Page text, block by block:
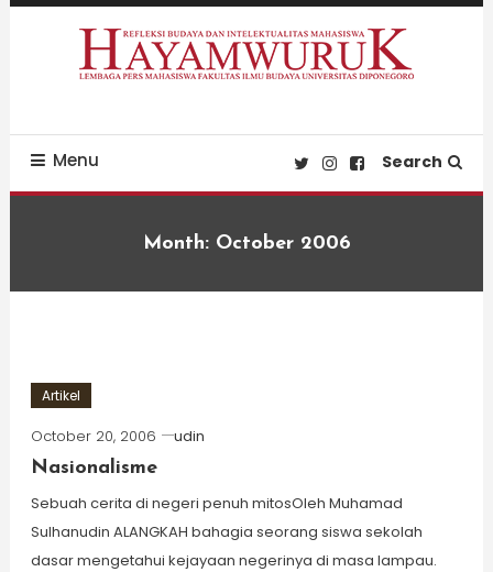
Skip
Menu Search
Month: October 2006
Artikel
October 20, 2006
udin
Nasionalisme
Sebuah cerita di negeri penuh mitosOleh Muhamad
Sulhanudin ALANGKAH bahagia seorang siswa sekolah
dasar mengetahui kejayaan negerinya di masa lampau.